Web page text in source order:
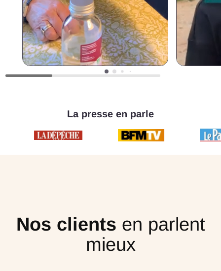
La presse en parle
Nos clients en parlent
mieux